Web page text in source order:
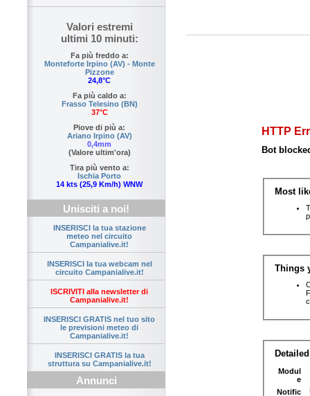
Valori estremi
ultimi 10 minuti:
Fa più freddo a:
Monteforte Irpino (AV) - Monte
Pizzone
24,8°C
Fa più caldo a:
Frasso Telesino (BN)
37°C
Piove di più a:
Ariano Irpino (AV)
0,4mm
(Valore ultim'ora)
Tira più vento a:
Ischia Porto
14 kts (25,9 Km/h) WNW
Unisciti a noi!
INSERISCI la tua stazione
meteo nel circuito
Campanialive.it!
INSERISCI la tua webcam nel
circuito Campanialive.it!
ISCRIVITI alla newsletter di
Campanialive.it!
INSERISCI GRATIS nel tuo sito
le previsioni meteo di
Campanialive.it!
INSERISCI GRATIS la tua
struttura su Campanialive.it!
Annunci